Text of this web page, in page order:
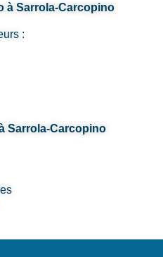
à Sarrola-Carcopino
:
Sarrola-Carcopino